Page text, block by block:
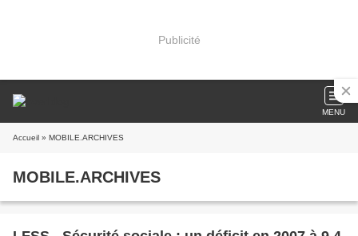
Publicité
MENU
Accueil » MOBILE.ARCHIVES
MOBILE.ARCHIVES